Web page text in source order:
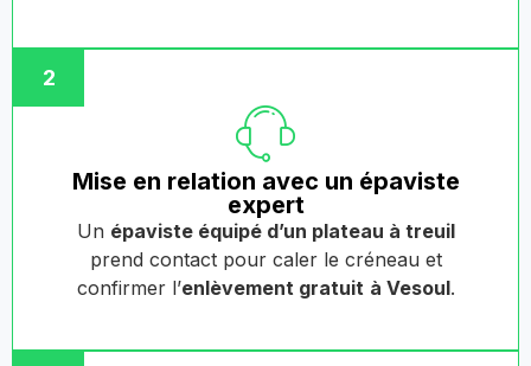
2
Mise en relation avec un épaviste
expert
Un épaviste équipé d’un plateau à treuil
prend contact pour caler le créneau et
confirmer l’enlèvement gratuit à Vesoul.